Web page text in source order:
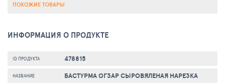
ПОХОЖИЕ ТОВАРЫ
ИНФОРМАЦИЯ О ПРОДУКТЕ
ID ПРОДУКТА 478815
НАЗВАНИЕ БАСТУРМА ОГЗАР СЫРОВЯЛЕНАЯ НАРЕЗКА